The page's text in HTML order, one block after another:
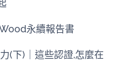
永續報告書
(下)｜這些認證,怎麼在